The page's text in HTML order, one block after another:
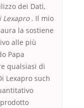
dei Dati,
Lexapro . Il mio
la sostiene
alle più
Papa
qualsiasi di
Lexapro such